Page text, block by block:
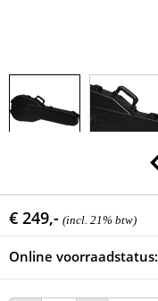
€ 249,- (incl. 21% btw)
Online voorraadstatus: